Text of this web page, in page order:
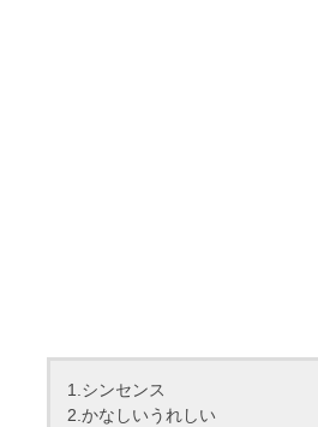
1.シンセンス
2.かなしいうれしい